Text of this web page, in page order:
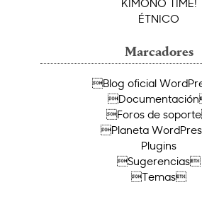
ÉTNICO
Marcadores
Blog oficial
Foros de
Planeta
Plugins
Sugerencias
Temas